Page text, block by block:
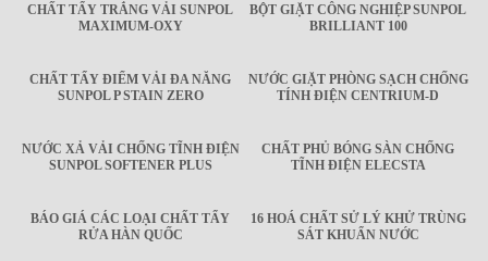
CHẤT TẨY TRẮNG VẢI SUNPOL
MAXIMUM-OXY
BỘT GIẶT CÔNG NGHIỆP SUNPOL
BRILLIANT 100
CHẤT TẨY ĐIỂM VẢI ĐA NĂNG
SUNPOL P STAIN ZERO
NƯỚC GIẶT PHÒNG SẠCH CHỐNG
TÍNH ĐIỆN CENTRIUM-D
NƯỚC XẢ VẢI CHỐNG TĨNH ĐIỆN
SUNPOL SOFTENER PLUS
CHẤT PHỦ BÓNG SÀN CHỐNG
TĨNH ĐIỆN ELECSTA
BÁO GIÁ CÁC LOẠI CHẤT TẨY
RỬA HÀN QUỐC
16 HOÁ CHẤT SỬ LÝ KHỬ TRÙNG
SÁT KHUẨN NƯỚC